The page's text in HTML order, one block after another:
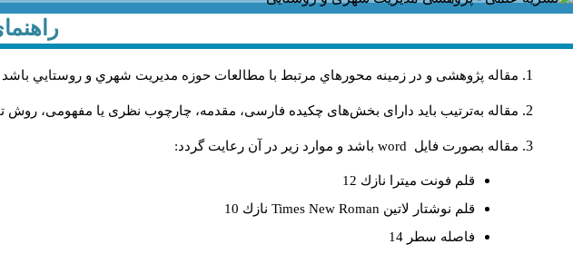
مقاله پژوهشی و در زمینه محورهاي مرتبط با مطالعات حوزه مديريت شهري و روستايي
مقاله به‌ترتیب باید دارای بخش‌های چکیده فارسی، مقدمه، چارچوب نظری یا مفهومی، روش
مقاله بصورت فايل word باشد و موارد زير در آن رعايت گردد:
قلم فونت ميترا نازك 12
قلم نوشتار لاتين Times New Roman نازك 10
فاصله سطر 14